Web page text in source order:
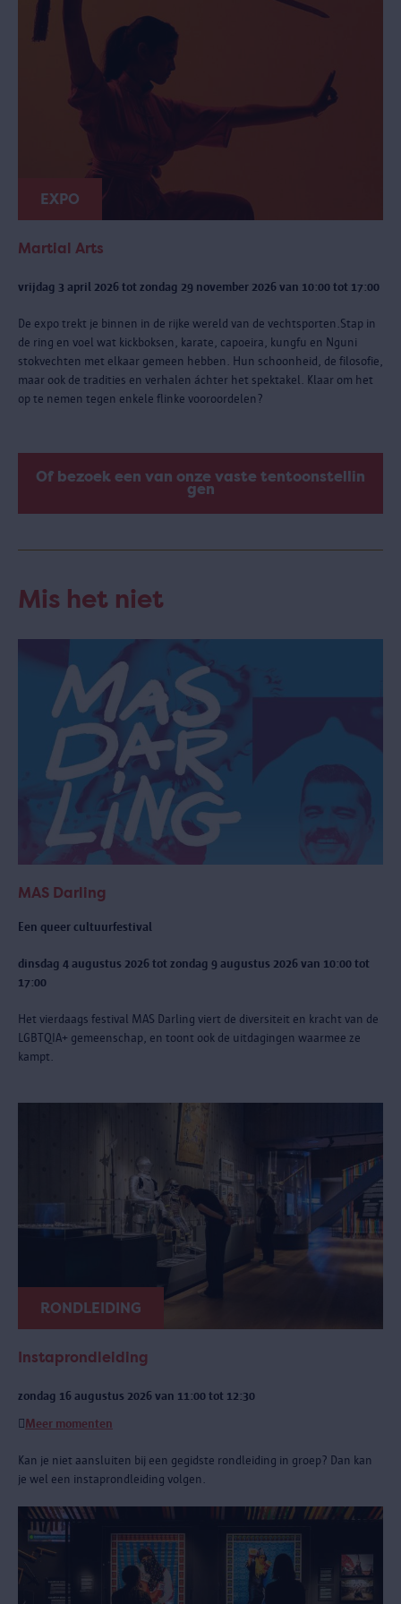
EXPO
Martial Arts
vrijdag 3 april 2026 tot zondag 29 november 2026 van 10:00 tot 17:00
De expo trekt je binnen in de rijke wereld van de vechtsporten.Stap in
de ring en voel wat kickboksen, karate, capoeira, kungfu en Nguni
stokvechten met elkaar gemeen hebben. Hun schoonheid, de filosofie,
maar ook de tradities en verhalen áchter het spektakel. Klaar om het
op te nemen tegen enkele flinke vooroordelen?
Of bezoek een van onze vaste tentoonstellin
gen
Mis het niet
MAS Darling
Een queer cultuurfestival
dinsdag 4 augustus 2026 tot zondag 9 augustus 2026 van 10:00 tot
17:00
Het vierdaags festival MAS Darling viert de diversiteit en kracht van de
LGBTQIA+ gemeenschap, en toont ook de uitdagingen waarmee ze
kampt.
RONDLEIDING
Instaprondleiding
zondag 16 augustus 2026 van 11:00 tot 12:30
Meer momenten
Kan je niet aansluiten bij een gegidste rondleiding in groep? Dan kan
je wel een instaprondleiding volgen.